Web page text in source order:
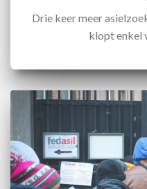
Drie keer meer
klopt enkel